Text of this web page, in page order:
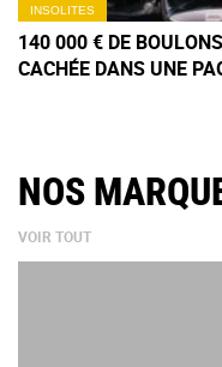
INSOLITES
140 000 € DE
CACHÉE DANS UNE
NOS
VOIR TOUT